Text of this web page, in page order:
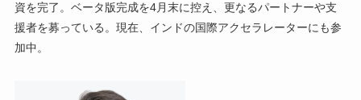
資を完了。ベータ版完成を4月末に控え、更なるパートナーや支
援者を募っている。現在、インドの国際アクセラレーターにも参
加中。